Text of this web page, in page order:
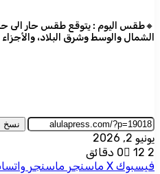
​​​​​​​​​🔸طقس اليوم : يتوقع طقس حار الى
الشمال والوسط وشرق البلاد، والأجزاء
نسخ
يونيو 2, 2026
0
12 2 دقائق
فيسبوك ‫X ماسنجر ماسنجر